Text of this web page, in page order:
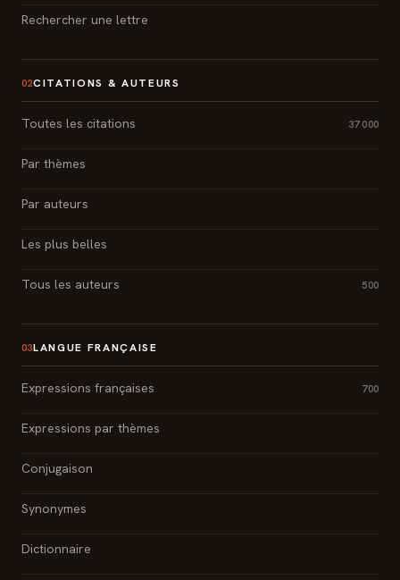
Rechercher une lettre
02CITATIONS & AUTEURS
Toutes les citations 37 000
Par thèmes
Par auteurs
Les plus belles
Tous les auteurs 500
03LANGUE FRANÇAISE
Expressions françaises 700
Expressions par thèmes
Conjugaison
Synonymes
Dictionnaire